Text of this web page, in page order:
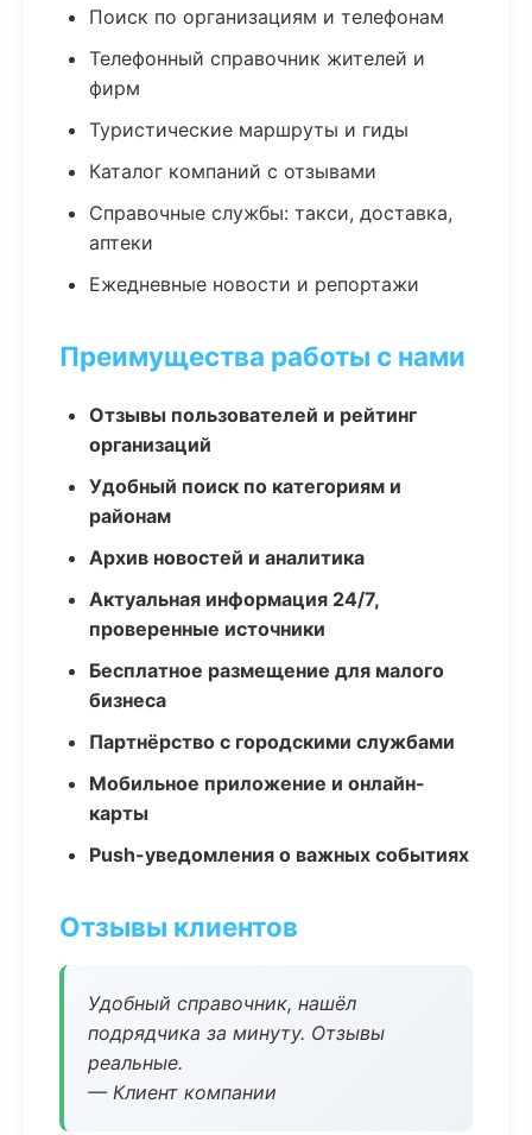
Поиск по организациям и телефонам
Телефонный справочник жителей и
фирм
Туристические маршруты и гиды
Каталог компаний с отзывами
Справочные службы: такси, доставка,
аптеки
Ежедневные новости и репортажи
Преимущества работы с нами
Отзывы пользователей и рейтинг
организаций
Удобный поиск по категориям и
районам
Архив новостей и аналитика
Актуальная информация 24/7,
проверенные источники
Бесплатное размещение для малого
бизнеса
Партнёрство с городскими службами
Мобильное приложение и онлайн-
карты
Push-уведомления о важных событиях
Отзывы клиентов
Удобный справочник, нашёл
подрядчика за минуту. Отзывы
реальные.
— Клиент компании